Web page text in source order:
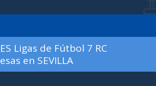
Ligas de Fútbol 7 RC
en SEVILLA